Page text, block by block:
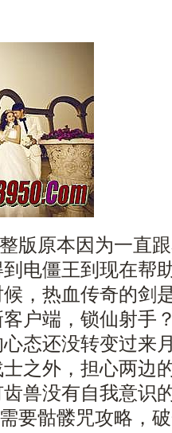
版原本因为一直
电僵王到现在帮
，热血传奇的剑
户端，锁仙射手
态还没转变过来
之外，担心两边
兽没有自我意识
要骷髅咒攻略，